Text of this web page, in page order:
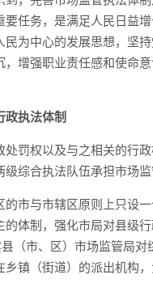
任务，是满足人民日益
为中心的发展思想，坚
增强职业责任感和使命
政执法体制
罚权以及与之相关的行
综合执法队伍承担市场监
的市与市辖区原则上只
体制，强化市局对县级
（市、区）市场监管局
镇（街道）的派出机构